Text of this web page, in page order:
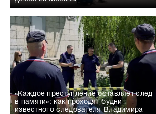
«Каждое преступление оставляет след
в памяти»: как проходят будни
известного следователя Владимира